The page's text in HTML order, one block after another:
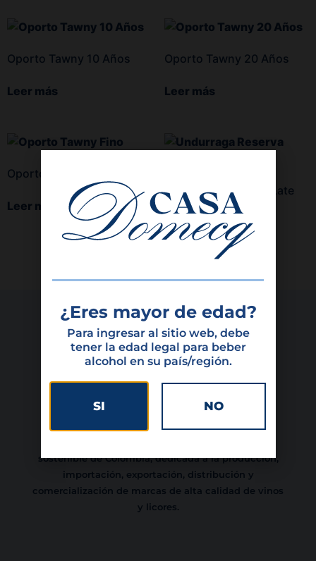
Oporto Tawny 10 Años
Leer más
Oporto Tawny 20 Años
Leer más
Oporto Tawny Fino
Leer más
Undurraga Reserva Late
Harvest
Leer más
Somos una empresa familiar, con 70 años de
sostenible de Colombia, dedicada a la producción,
importación, exportación, distribución y
comercialización de marcas de alta calidad de vinos
y licores.
¿Eres mayor de edad?
Para ingresar al sitio web, debe
tener la edad legal para beber
alcohol en su país/región.
SI NO